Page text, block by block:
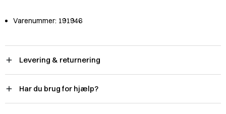
Varenummer: 191946
Levering & returnering
Har du brug for hjælp?